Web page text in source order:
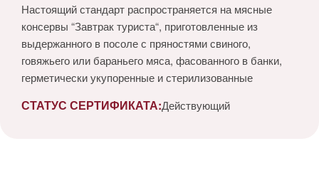
Настоящий стандарт распространяется на мясные
консервы “Завтрак туриста“, приготовленные из
выдержанного в посоле с пряностями свиного,
говяжьего или бараньего мяса, фасованного в банки,
герметически укупоренные и стерилизованные
СТАТУС СЕРТИФИКАТА:Действующий